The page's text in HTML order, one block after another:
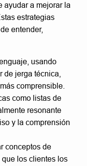
ayudar a mejorar la
estrategias
entender,
usando
de jerga técnica,
comprensible.
como listas de
resonante
y la comprensión
conceptos de
los clientes los